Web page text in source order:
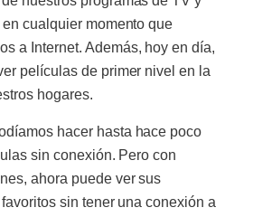
cualquier momento que
a Internet. Además, hoy en día,
películas de primer nivel en la
hogares.
hacer hasta hace poco
sin conexión. Pero con
ahora puede ver sus
sin tener una conexión a